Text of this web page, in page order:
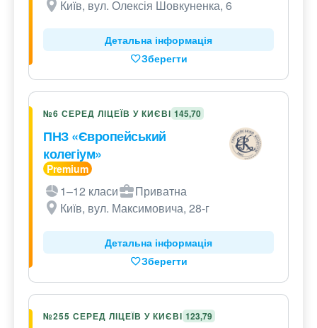
Київ, вул. Олексія Шовкуненка, 6
Детальна інформація
Зберегти
№6 СЕРЕД ЛІЦЕЇВ У КИЄВІ 145,70
ПНЗ «Європейський
колегіум»
1–12 класи
Приватна
Київ, вул. Максимовича, 28-г
Детальна інформація
Зберегти
№255 СЕРЕД ЛІЦЕЇВ У КИЄВІ 123,79